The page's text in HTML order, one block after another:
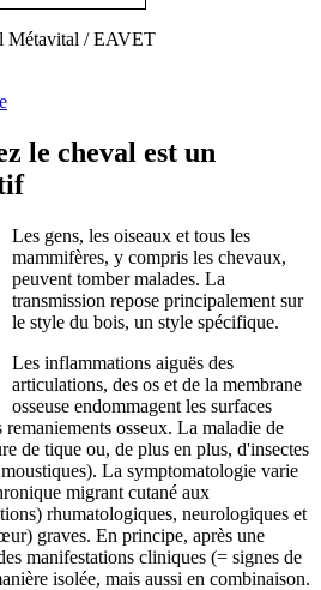
Métavital / EAVET
le cheval est un
Les gens, les oiseaux et tous les
mammifères, y compris les chevaux,
peuvent tomber malades. La
transmission repose principalement sur
le style du bois, un style spécifique.
Les inflammations aiguës des
articulations, des os et de la membrane
osseuse endommagent les surfaces
osseux. La maladie de
de tique ou, de plus en plus, d'insectes
La symptomatologie varie
migrant cutané aux
rhumatologiques, neurologiques et
graves. En principe, après une
manifestations cliniques (= signes de
isolée, mais aussi en combinaison.